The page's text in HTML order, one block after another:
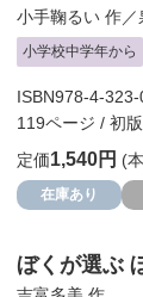
小手鞠るい 作／
小学校中学年から
ISBN978-4-
119ページ / 初
定価1,540円 (
在庫あり
ぼくが選ぶ